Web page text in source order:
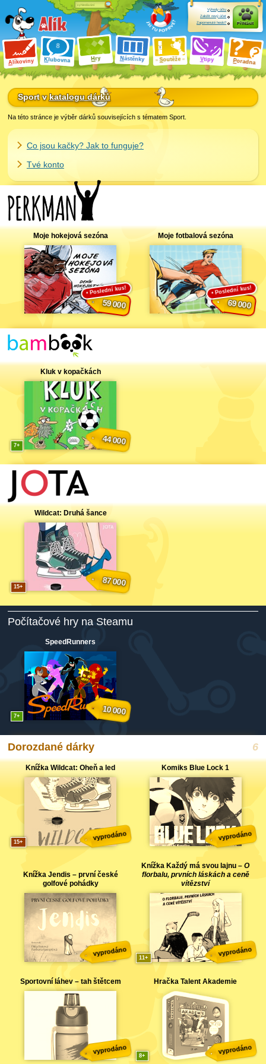
Alíkoviny Klubovna Hry Nástěnky Soutěže Vtipy Poradna
Výhody účtu
Založit nový účet
Zapomenuté heslo?
Přihlásit
Sport vkatalogu dárků
Na této stránce je výběr dárků souvisejících s tématem Sport.
Co jsou kačky? Jak to funguje?
Tvé konto
Moje hokejová sezóna
59 000
Poslední kus!
Moje fotbalová sezóna
69 000
Poslední kus!
Kluk v kopačkách
44 000
7
Wildcat: Druhá šance
87 000
15
Počítačové hry na Steamu
SpeedRunners
10 000
7
Dorozdané dárky
Knížka Wildcat: Oheň a led
vyprodáno
15
Komiks Blue Lock 1
vyprodáno
Knížka Jendis – první české
golfové pohádky
vyprodáno
Knížka Každý má svou lajnu –O
florbalu, prvních láskách a ceně
vítězství
vyprodáno
11
Sportovní láhev – tah štětcem
vyprodáno
Hračka Talent Akademie
vyprodáno
8